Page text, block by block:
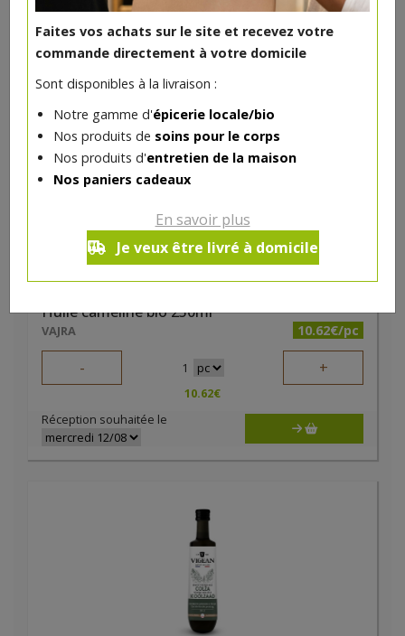
Faites vos achats sur le site et recevez votre
commande directement à votre domicile
Sont disponibles à la livraison :
Notre gamme d'épicerie locale/bio
Nos produits de soins pour le corps
Nos produits d'entretien de la maison
Nos paniers cadeaux
En savoir plus
Je veux être livré à domicile
DANS LA MÊME CATÉGORIE ...
Huile caméline bio 250ml
VAJRA 10.62€/pc
- 1 +
10.62€
Réception souhaitée le